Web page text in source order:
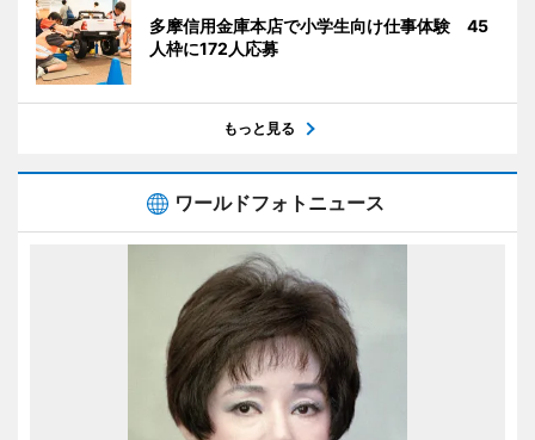
多摩信用金庫本店で小学生向け仕事体験 45
人枠に172人応募
もっと見る
ワールドフォトニュース